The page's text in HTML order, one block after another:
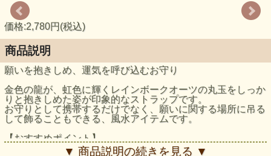
価格:2,780円(税込)
商品説明
願いを抱きしめ、運気を呼び込むお守り
金色の龍が、虹色に輝くレインボークオーツの丸玉をしっか
りと抱きしめた姿が印象的なストラップです。
お守りとして携帯するだけでなく、願いに関する場所に吊る
して飾ることもできる、風水アイテムです。
【おすすめポイント】
▼ 商品説明の続きを見る ▼